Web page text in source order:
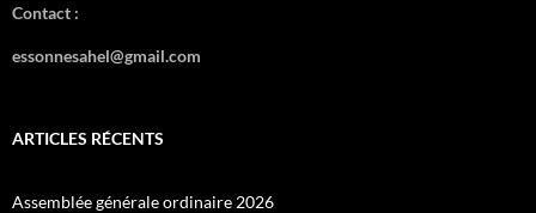
Contact :
essonnesahel@gmail.com
ARTICLES RÉCENTS
Assemblée générale ordinaire 2026